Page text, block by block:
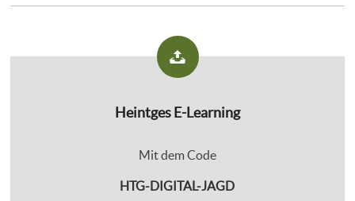
Heintges E-Learning
Mit dem Code
HTG-DIGITAL-JAGD